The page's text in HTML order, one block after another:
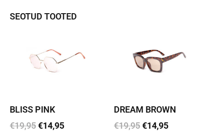
SEOTUD TOOTED
BLISS PINK
€19,95€14,95
DREAM BROWN
€19,95€14,95